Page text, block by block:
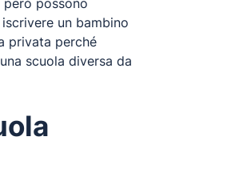
possono
un bambino
privata perché
scuola diversa da